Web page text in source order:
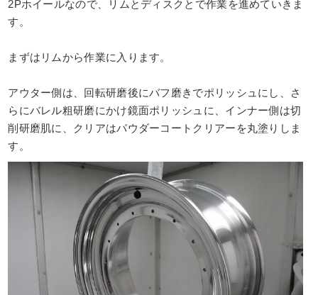
2Pホイールなので、リムとディスクとで作業を進めていきま
す。
まずはリムから作業に入ります。
アウター側は、回転研磨後にバフ磨きでポリッシュにし、さ
らにバレル粗研磨にかけ鏡面ポリッシュに、インナー側は切
削研磨肌に、クリアはパウダーコートクリアーを丸塗りしま
す。